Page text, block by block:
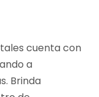
cuenta con
a
Brinda